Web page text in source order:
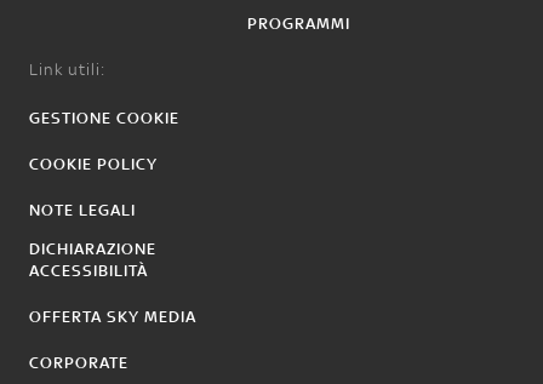
PROGRAMMI
Link utili:
GESTIONE COOKIE
COOKIE POLICY
NOTE LEGALI
DICHIARAZIONE
ACCESSIBILITÀ
OFFERTA SKY MEDIA
CORPORATE